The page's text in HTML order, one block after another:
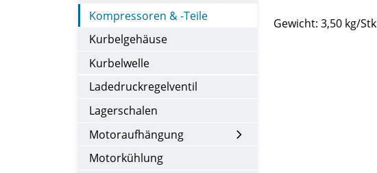
Kompressoren & -Teile
Kurbelgehäuse
Kurbelwelle
Ladedruckregelventil
Lagerschalen
Motoraufhängung
Motorkühlung
Gewicht: 3,50 kg/Stk